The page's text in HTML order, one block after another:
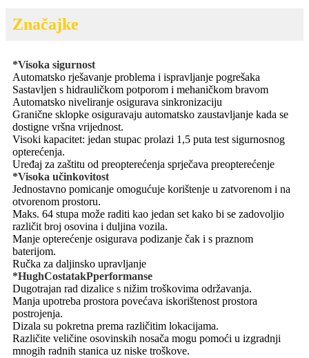
Značajke
*Visoka sigurnost
Automatsko rješavanje problema i ispravljanje pogrešaka
Sastavljen s hidrauličkom potporom i mehaničkom bravom
Automatsko niveliranje osigurava sinkronizaciju
Granične sklopke osiguravaju automatsko zaustavljanje kada se
dostigne vršna vrijednost.
Visoki kapacitet: jedan stupac prolazi 1,5 puta test sigurnosnog
opterećenja.
Uređaj za zaštitu od preopterećenja sprječava preopterećenje
*Visoka učinkovitost
Jednostavno pomicanje omogućuje korištenje u zatvorenom i na
otvorenom prostoru.
Maks. 64 stupa može raditi kao jedan set kako bi se zadovoljio
različit broj osovina i duljina vozila.
Manje opterećenje osigurava podizanje čak i s praznom
baterijom.
Ručka za daljinsko upravljanje
*HughCostatakPperformanse
Dugotrajan rad dizalice s nižim troškovima održavanja.
Manja upotreba prostora povećava iskorištenost prostora
postrojenja.
Dizala su pokretna prema različitim lokacijama.
Različite veličine osovinskih nosača mogu pomoći u izgradnji
mnogih radnih stanica uz niske troškove.